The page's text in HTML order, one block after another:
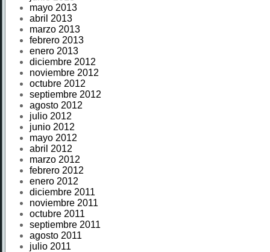
mayo 2013
abril 2013
marzo 2013
febrero 2013
enero 2013
diciembre 2012
noviembre 2012
octubre 2012
septiembre 2012
agosto 2012
julio 2012
junio 2012
mayo 2012
abril 2012
marzo 2012
febrero 2012
enero 2012
diciembre 2011
noviembre 2011
octubre 2011
septiembre 2011
agosto 2011
julio 2011